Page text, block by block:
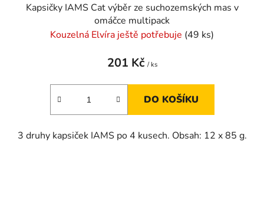
Kapsičky IAMS Cat výběr ze suchozemských mas v
omáčce multipack
Kouzelná Elvíra ještě potřebuje (49 ks)
201 Kč / ks
DO KOŠÍKU
3 druhy kapsiček IAMS po 4 kusech. Obsah: 12 x 85 g.